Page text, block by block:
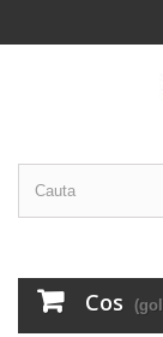
Cos